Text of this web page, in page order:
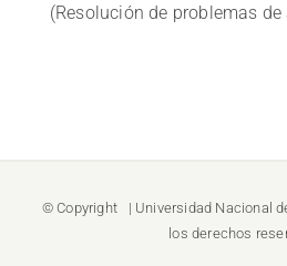
(Resolución de problemas
© Copyright | Universidad Nacional
los derechos